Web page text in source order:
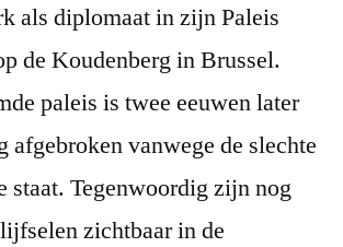
als diplomaat in zijn Paleis
de Koudenberg in Brussel.
paleis is twee eeuwen later
vanwege de slechte
staat. Tegenwoordig zijn nog
zichtbaar in de